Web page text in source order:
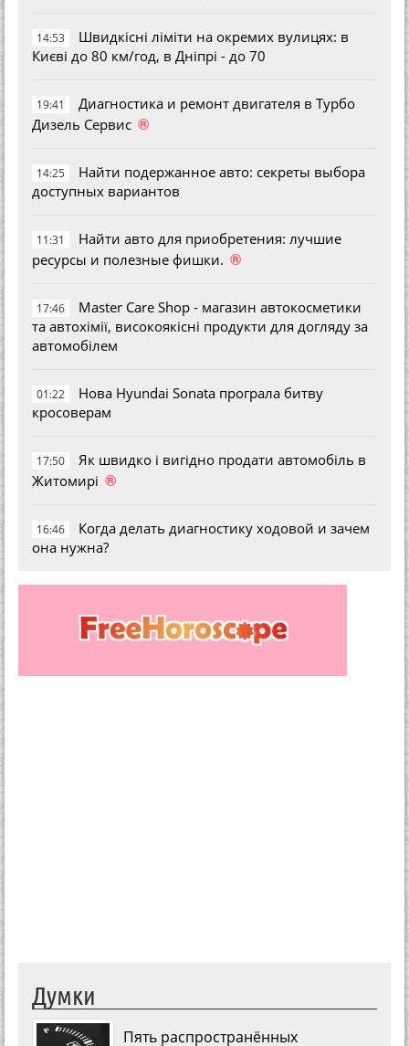
14:53
Швидкісні ліміти на окремих вулицях: в
Києві до 80 км/год, в Дніпрі - до 70
19:41
Диагностика и ремонт двигателя в Турбо
Дизель Сервис ®
14:25
Найти подержанное авто: секреты выбора
доступных вариантов
11:31
Найти авто для приобретения: лучшие
ресурсы и полезные фишки. ®
17:46
Master Care Shop - магазин автокосметики
та автохімії, високоякісні продукти для догляду за
автомобілем
01:22
Нова Hyundai Sonata програла битву
кросоверам
17:50
Як швидко і вигідно продати автомобіль в
Житомирі ®
16:46
Когда делать диагностику ходовой и зачем
она нужна?
Думки
Пять распространённых